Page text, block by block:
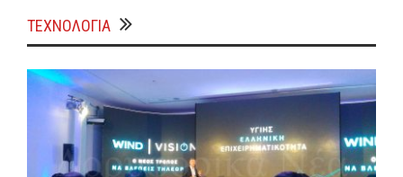
ΤΕΧΝΟΛΟΓΙΑ